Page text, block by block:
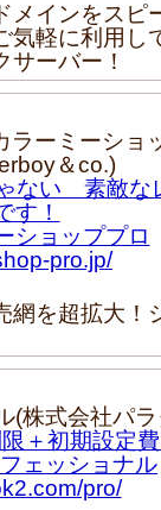
インをスピ
気軽に利用し
ーバー！
ラーミーショ
＆co.)
ない 素敵な
す！
ショッププロ
pro.jp/
を超拡大！
(株式会社パ
＋初期設定
ェッショナル
pro/